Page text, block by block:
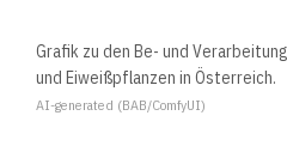
Grafik zu den Be- und
und Eiweißpflanzen in Österreich.
AI-generated (BAB/ComfyUI)